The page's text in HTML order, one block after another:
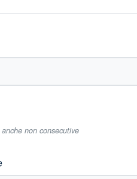
non consecutive